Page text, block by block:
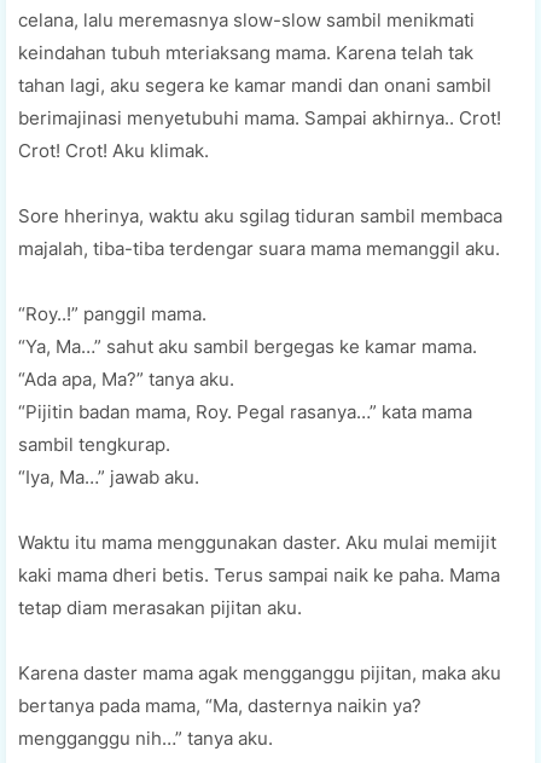
celana, lalu meremasnya slow-slow sambil menikmati
keindahan tubuh mteriaksang mama. Karena telah tak
tahan lagi, aku segera ke kamar mandi dan onani sambil
berimajinasi menyetubuhi mama. Sampai akhirnya.. Crot!
Crot! Crot! Aku klimak.
Sore hherinya, waktu aku sgilag tiduran sambil membaca
majalah, tiba-tiba terdengar suara mama memanggil aku.
“Roy..!” panggil mama.
“Ya, Ma…” sahut aku sambil bergegas ke kamar mama.
“Ada apa, Ma?” tanya aku.
“Pijitin badan mama, Roy. Pegal rasanya…” kata mama
sambil tengkurap.
“Iya, Ma…” jawab aku.
Waktu itu mama menggunakan daster. Aku mulai memijit
kaki mama dheri betis. Terus sampai naik ke paha. Mama
tetap diam merasakan pijitan aku.
Karena daster mama agak mengganggu pijitan, maka aku
bertanya pada mama, “Ma, dasternya naikin ya?
mengganggu nih…” tanya aku.